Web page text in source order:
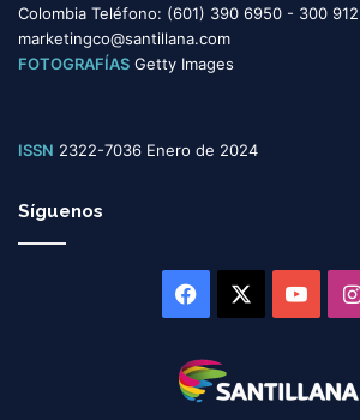
Colombia Teléfono: (601) 390 6950 - 300
marketingco@santillana.com
FOTOGRAFÍAS Getty Images
ISSN 2322-7036 Enero de 2024
Síguenos
Facebook